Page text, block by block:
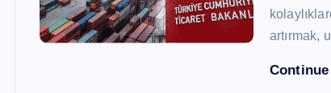
artırmak,